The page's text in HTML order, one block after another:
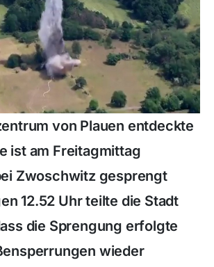
von Plauen entdeckte
ist am Freitagmittag
Zwoschwitz gesprengt
12.52 Uhr teilte die Stadt
die Sprengung erfolgte
wieder